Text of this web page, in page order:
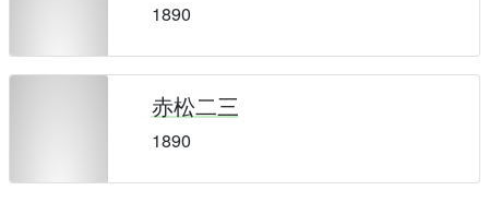
1890
赤松二三
1890